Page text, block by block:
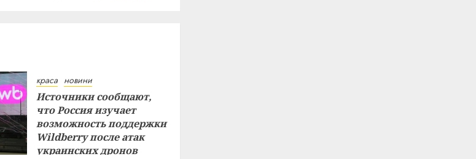
краса новини
Источники сообщают,
что Россия изучает
возможность поддержки
Wildberry после атак
украинских дронов